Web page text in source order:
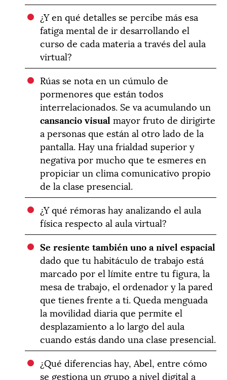
¿Y en qué detalles se percibe más esa
fatiga mental de ir desarrollando el
curso de cada materia a través del aula
virtual?
Rúas se nota en un cúmulo de
pormenores que están todos
interrelacionados. Se va acumulando un
cansancio visualmayor fruto de dirigirte
a personas que están al otro lado de la
pantalla. Hay una frialdad superior y
negativa por mucho que te esmeres en
propiciar un clima comunicativo propio
de la clase presencial.
¿Y qué rémoras hay analizando el aula
física respecto al aula virtual?
Se resiente también uno a nivel espacial
dado que tu habitáculo de trabajo está
marcado por el límite entre tu figura, la
mesa de trabajo, el ordenador y la pared
que tienes frente a ti. Queda menguada
la movilidad diaria que permite el
desplazamiento a lo largo del aula
cuando estás dando una clase presencial.
¿Qué diferencias hay, Abel, entre cómo
se gestiona un grupo a nivel digital a